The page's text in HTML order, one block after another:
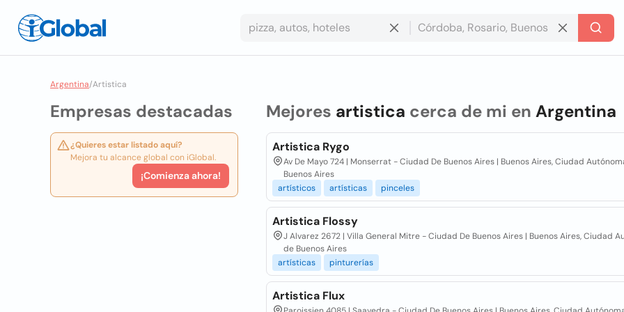
Argentina/Artistica
Empresas destacadas
¿Quieres estar listado aquí?
Mejora tu alcance global con iGlobal.
¡Comienza ahora!
Mejores artistica cerca de mi en Argentina
Artistica Rygo
Av De Mayo 724 | Monserrat - Ciudad De Buenos Aires | Buenos Aires, Ciudad
Buenos Aires
artísticos
artísticas pinceles
Artistica Flossy
J Alvarez 2672 | Villa General Mitre - Ciudad De Buenos Aires | Buenos Aires, Ciudad
de Buenos Aires
artísticas
pinturerías
Artistica Flux